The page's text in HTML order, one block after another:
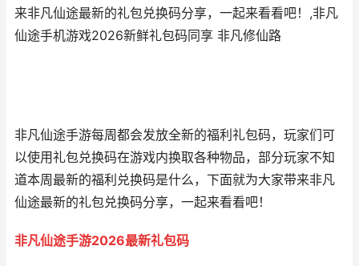
来非凡仙途最新的礼包兑换码分享，一起来看看吧！,非凡
仙途手机游戏2026新鲜礼包码同享 非凡修仙路
非凡仙途手游每周都会发放全新的福利礼包码，玩家们可
以使用礼包兑换码在游戏内换取各种物品，部分玩家不知
道本周最新的福利兑换码是什么，下面就为大家带来非凡
仙途最新的礼包兑换码分享，一起来看看吧！
非凡仙途手游2026最新礼包码